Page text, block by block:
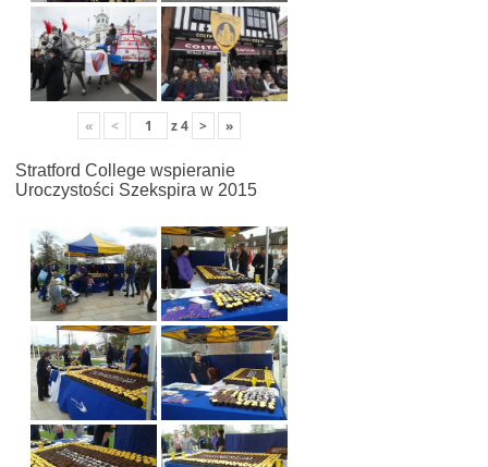
« < z4 > »
Stratford College wspieranie
Uroczystości Szekspira w 2015